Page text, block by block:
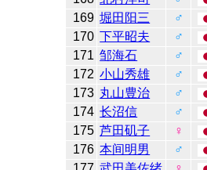
169 堀田阳三 ♂
170 下平昭夫 ♂
171 邹海石 ♂
172 小山秀雄 ♂
173 丸山豊治 ♂
174 长沼信 ♂
175 芦田矶子 ♀
176 本间明男 ♂